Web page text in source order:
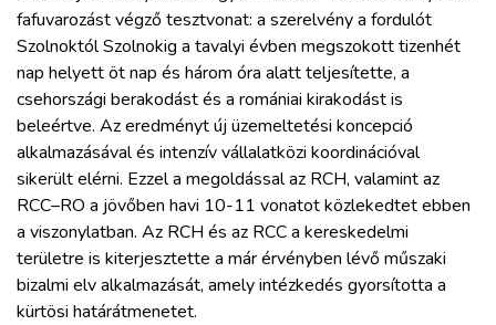
WEBSHOP
BELÉPÉS
REGISZTRÁCIÓ
fafuvarozást végző tesztvonat: a szerelvény a fordulót
Szolnoktól Szolnokig a tavalyi évben megszokott tizenhét
nap helyett öt nap és három óra alatt teljesítette, a
csehországi berakodást és a romániai kirakodást is
beleértve. Az eredményt új üzemeltetési koncepció
alkalmazásával és intenzív vállalatközi koordinációval
sikerült elérni. Ezzel a megoldással az RCH, valamint az
RCC–RO a jövőben havi 10-11 vonatot közlekedtet ebben
a viszonylatban. Az RCH és az RCC a kereskedelmi
területre is kiterjesztette a már érvényben lévő műszaki
bizalmi elv alkalmazását, amely intézkedés gyorsította a
kürtösi határátmenetet.